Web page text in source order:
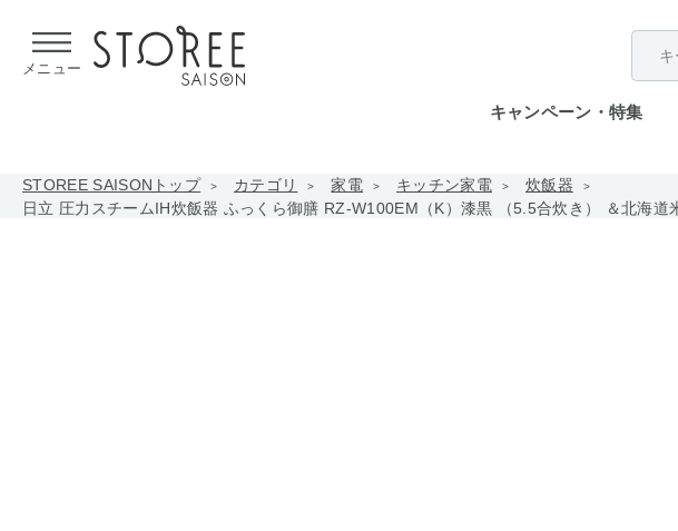
メニュー
キャンペーン・特集
STOREE SAISONトップ カテゴリ 家電 キッチン家電
炊飯器
日立 圧力スチームIH炊飯器 ふっくら御膳 RZ-W100EM（K）漆黒 （5.5合炊き） ＆北海道